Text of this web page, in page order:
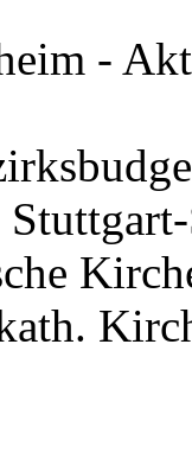
-